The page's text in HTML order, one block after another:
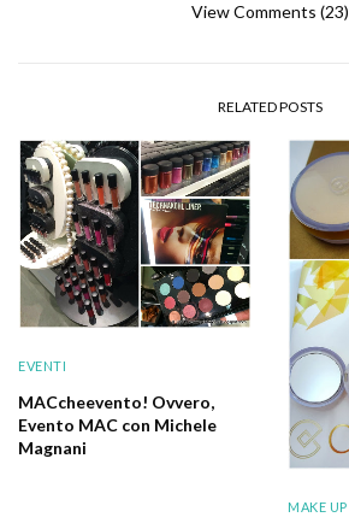
View Comments (23)
RELATED POSTS
EVENTI
MACcheevento! Ovvero,
Evento MAC con Michele
Magnani
MAKE UP